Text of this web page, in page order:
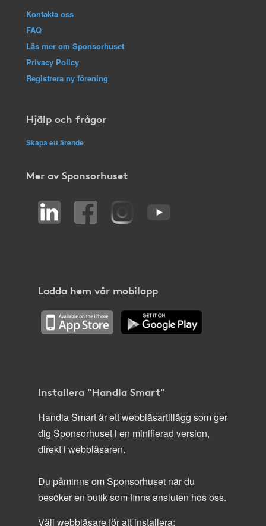
Kontakta oss
FAQ
Läs mer om Sponsorhuset
Privacy Policy
Registrera ny förening
Hjälp och frågor
Skapa ett ärende
Mer av Sponsorhuset
Ladda hem vår mobilapp
Installera "Handla Smart"
Handla Smart är ett webbläsartillägg som ger
dig Sponsorhuset i en minifierad version,
direkt i webbläsaren.
Du påminns om Sponsorhuset när du
besöker en butik som finns ansluten hos oss.
Välj webbläsare för att installera: